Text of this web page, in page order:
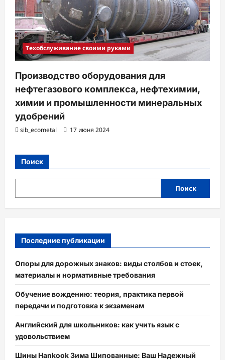
Техобслуживание своими руками
Производство оборудования для
нефтегазового комплекса, нефтехимии,
химии и промышленности минеральных
удобрений
sib_ecometal 17 июня 2024
Поиск
Поиск
Последние публикации
Опоры для дорожных знаков: виды столбов и стоек,
материалы и нормативные требования
Обучение вождению: теория, практика первой
передачи и подготовка к экзаменам
Английский для школьников: как учить язык с
удовольствием
Шины Hankook Зима Шипованные: Ваш Надежный